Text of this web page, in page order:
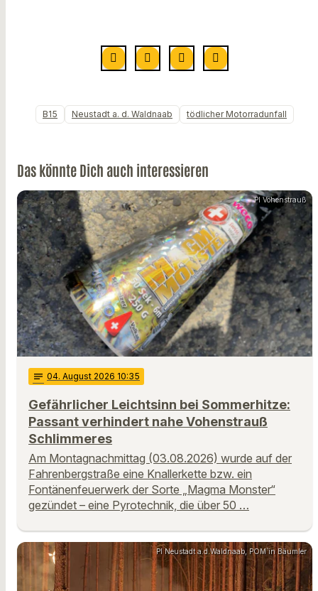
B15 Neustadt a. d. Waldnaab tödlicher Motorradunfall
Das könnte Dich auch interessieren
PI Vohenstrauß
notes 04. August 2026 10:35
Gefährlicher Leichtsinn bei Sommerhitze:
Passant verhindert nahe Vohenstrauß
Schlimmeres
Am Montagnachmittag (03.08.2026) wurde auf der
Fahrenbergstraße eine Knallerkette bzw. ein
Fontänenfeuerwerk der Sorte „Magma Monster“
gezündet – eine Pyrotechnik, die über 50 …
PI Neustadt a.d.Waldnaab, POM`in Bäumler